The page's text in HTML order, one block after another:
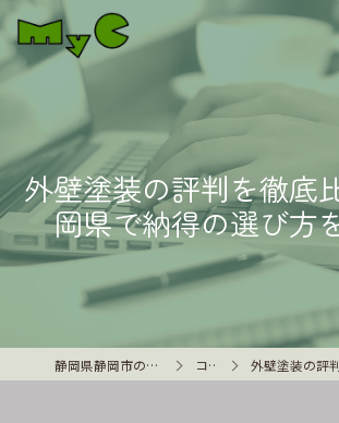
外壁塗装の評判を徹底
岡県で納得の選び方
静岡県静岡市の外壁塗装はMyC コラム 外壁塗装の評判を徹底比